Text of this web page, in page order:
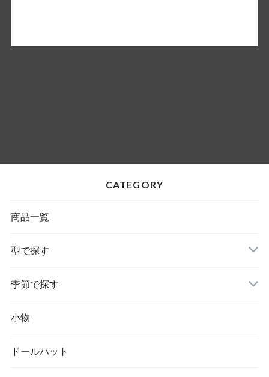
CATEGORY
商品一覧
型で探す
季節で探す
SS（春・夏）
AW（秋・冬）
小物
ドールハット